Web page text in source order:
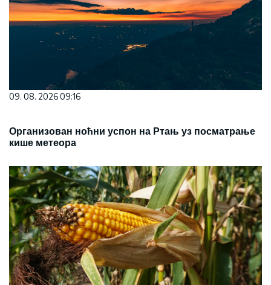
09. 08. 2026 09:16
Организован ноћни успон на Ртањ уз посматрање
кише метеора